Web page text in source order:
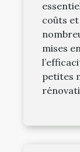
coûts
mises
petites